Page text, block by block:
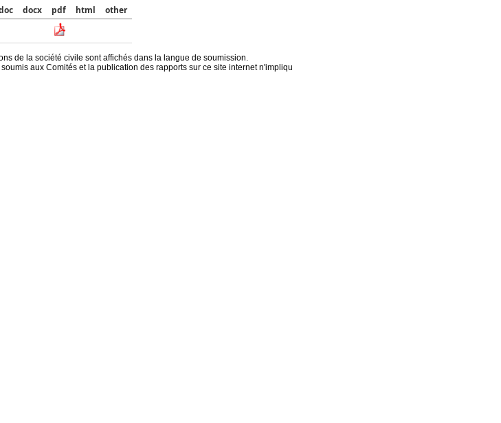
docx pdf html
other
de la société civile sont affichés dans la langue de soumission.
aux Comités et la publication des rapports sur ce site internet n'impliqu